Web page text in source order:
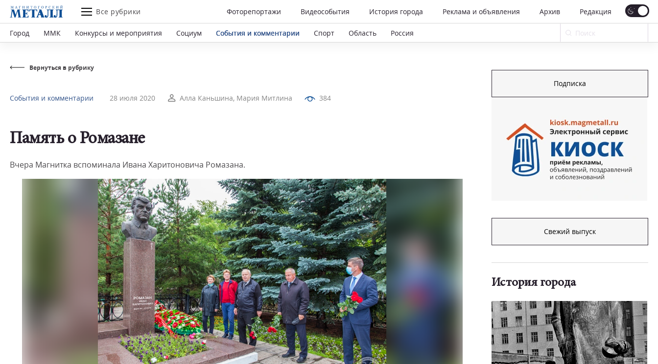
Все рубрики Фоторепортажи Видеособытия История города Реклама и объявления Архив Редакция
Город ММК Конкурсы и мероприятия Социум События и комментарии Спорт Область Россия
Вернуться в рубрику
События и комментарии 28 июля 2020 Алла Каньшина, Мария Митлина 384
Память о Ромазане
Вчера Магнитка вспоминала Ивана Харитоновича Ромазана.
Подписка
Свежий выпуск
История города